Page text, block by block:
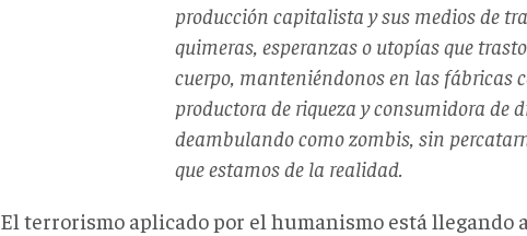
producción capitalista y sus medios de
quimeras, esperanzas o utopías que
cuerpo, manteniéndonos en las fábricas
productora de riqueza y consumidora de
deambulando como zombis, sin
que estamos de la realidad.
El terrorismo aplicado por el humanismo está llegando